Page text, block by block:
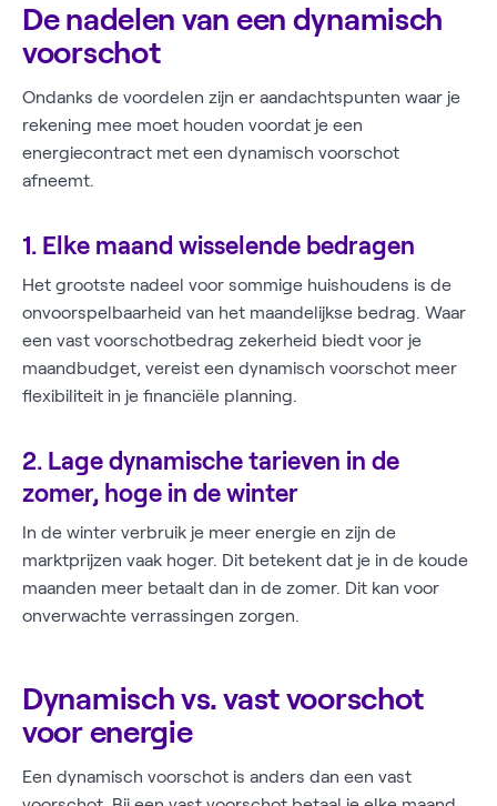
De nadelen van een dynamisch
voorschot
Ondanks de voordelen zijn er aandachtspunten waar je
rekening mee moet houden voordat je een
energiecontract met een dynamisch voorschot
afneemt.
1. Elke maand wisselende bedragen
Het grootste nadeel voor sommige huishoudens is de
onvoorspelbaarheid van het maandelijkse bedrag. Waar
een vast voorschotbedrag zekerheid biedt voor je
maandbudget, vereist een dynamisch voorschot meer
flexibiliteit in je financiële planning.
2. Lage dynamische tarieven in de
zomer, hoge in de winter
In de winter verbruik je meer energie en zijn de
marktprijzen vaak hoger. Dit betekent dat je in de koude
maanden meer betaalt dan in de zomer. Dit kan voor
onverwachte verrassingen zorgen.
Dynamisch vs. vast voorschot
voor energie
Een dynamisch voorschot is anders dan een vast